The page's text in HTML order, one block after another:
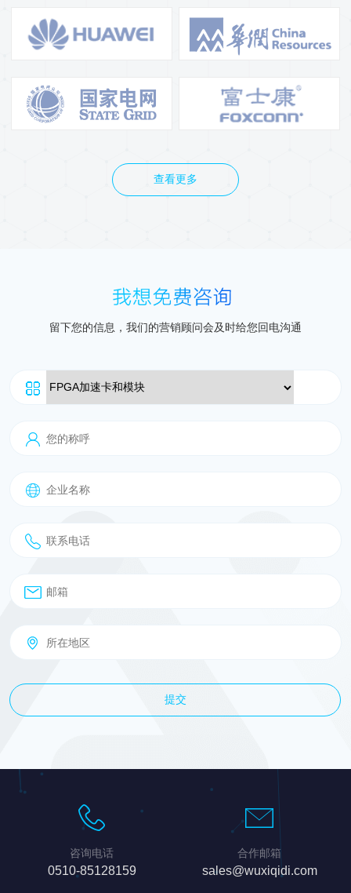
查看更多
留下您的信息，我们的营销顾问会及时给您回电沟通
提交
咨询电话
0510-85128159
合作邮箱
sales@wuxiqidi.com